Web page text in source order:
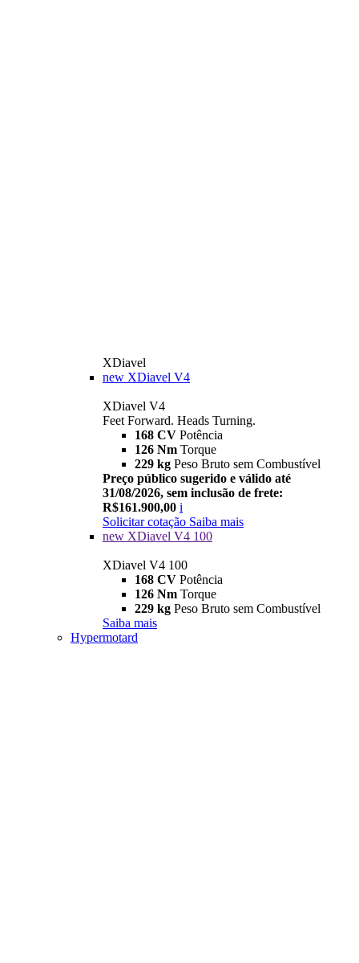
XDiavel
new XDiavel V4
XDiavel V4
Feet Forward. Heads Turning.
168 CV Potência
126 Nm Torque
229 kg Peso Bruto sem Combustível
Preço público sugerido e válido até
31/08/2026, sem inclusão de frete:
R$161.900,00 i
Solicitar cotação Saiba mais
new XDiavel V4 100
XDiavel V4 100
168 CV Potência
126 Nm Torque
229 kg Peso Bruto sem Combustível
Saiba mais
Hypermotard